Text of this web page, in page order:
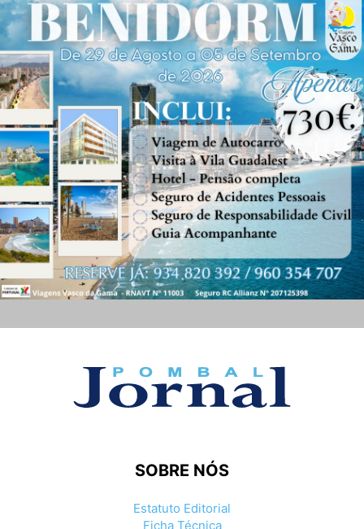
SOBRE NÓS
Estatuto Editorial
Ficha Técnica